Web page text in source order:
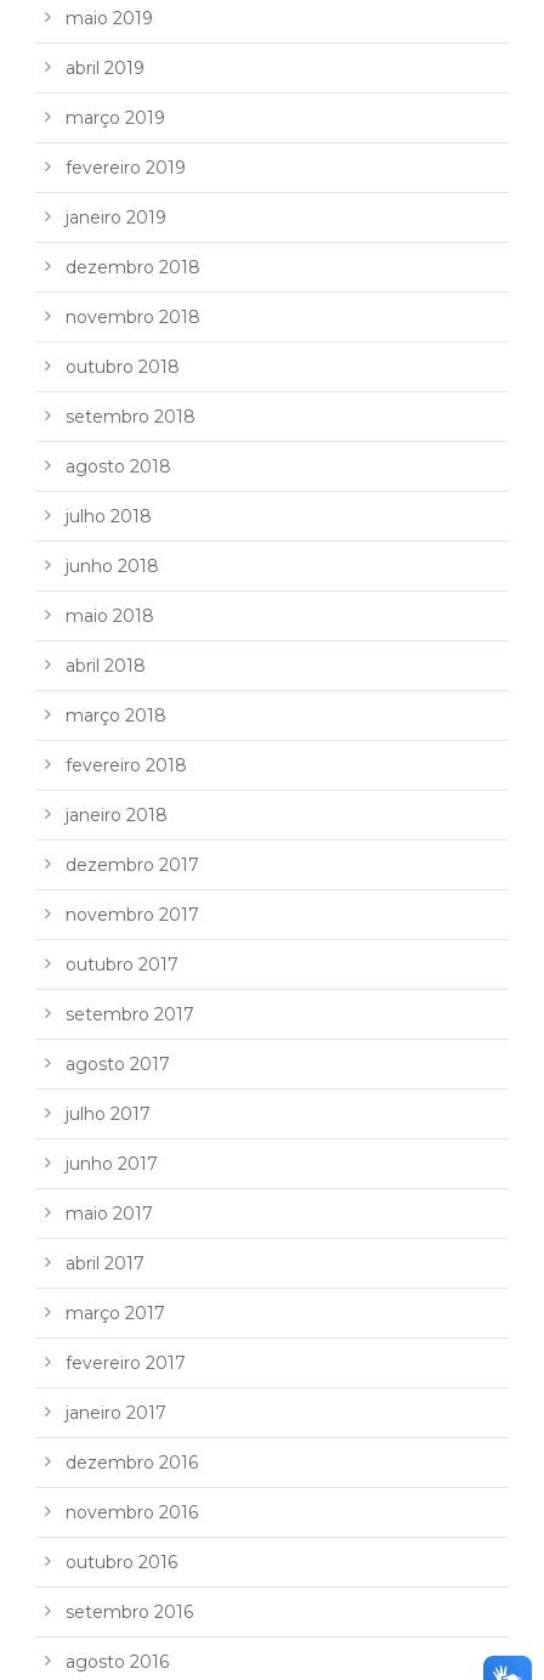
maio 2019
abril 2019
março 2019
fevereiro 2019
janeiro 2019
dezembro 2018
novembro 2018
outubro 2018
setembro 2018
agosto 2018
julho 2018
junho 2018
maio 2018
abril 2018
março 2018
fevereiro 2018
janeiro 2018
dezembro 2017
novembro 2017
outubro 2017
setembro 2017
agosto 2017
julho 2017
junho 2017
maio 2017
abril 2017
março 2017
fevereiro 2017
janeiro 2017
dezembro 2016
novembro 2016
outubro 2016
setembro 2016
agosto 2016